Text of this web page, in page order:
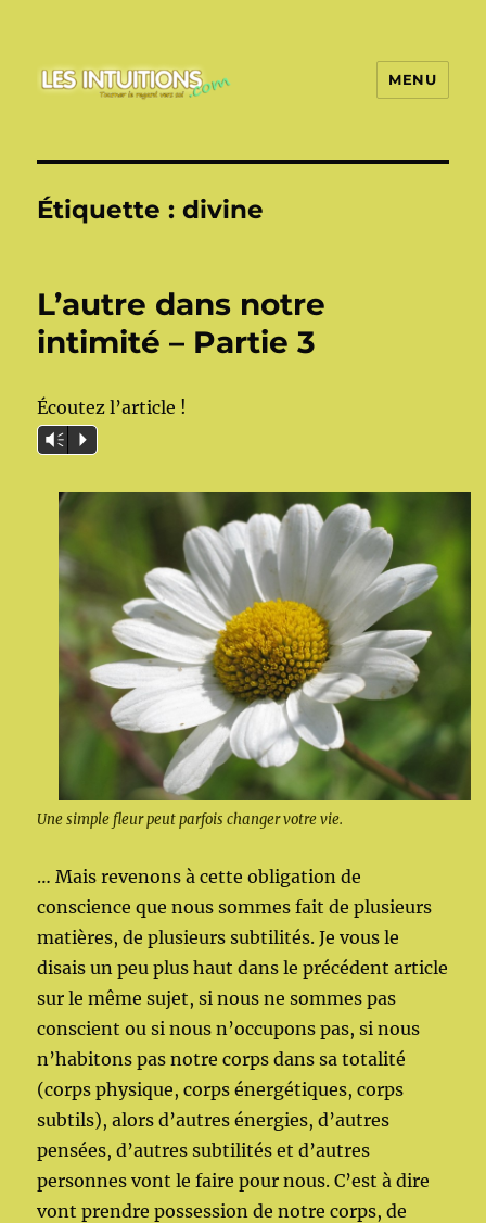
MENU
Étiquette :divine
L’autre dans notre
intimité – Partie 3
Écoutez l’article !
Vm P
Une simple fleur peut parfois changer votre vie.
… Mais revenons à cette obligation de
conscience que nous sommes fait de plusieurs
matières, de plusieurs subtilités. Je vous le
disais un peu plus haut dans le précédent article
sur le même sujet, si nous ne sommes pas
conscient ou si nous n’occupons pas, si nous
n’habitons pas notre corps dans sa totalité
(corps physique, corps énergétiques, corps
subtils), alors d’autres énergies, d’autres
pensées, d’autres subtilités et d’autres
personnes vont le faire pour nous. C’est à dire
vont prendre possession de notre corps, de